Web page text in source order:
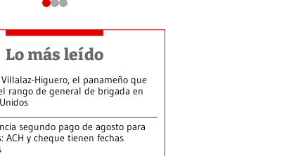
Lo más leído
Higuero, el panameño que
rango de general de brigada en
segundo pago de agosto para
ACH y cheque tienen fechas